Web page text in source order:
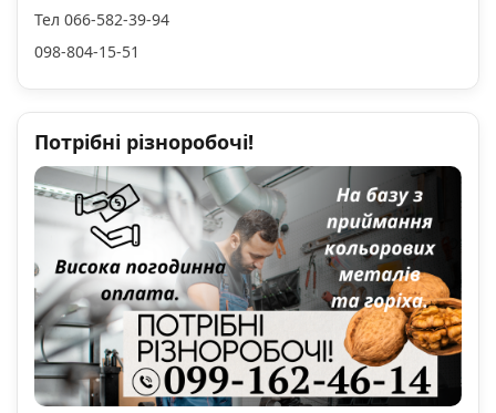
Тел 066-582-39-94
098-804-15-51
Потрібні різноробочі!